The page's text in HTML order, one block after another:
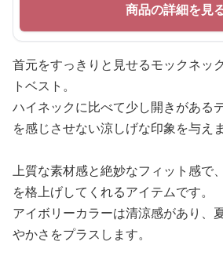
商品の詳細を見
首元をすっきりと見せるモックネッ
トベスト。
ハイネックに比べて少し開きがある
を感じさせない涼しげな印象を与えま
上質な素材感と絶妙なフィット感で
を格上げしてくれるアイテムです。
アイボリーカラーは清涼感があり、
やかさをプラスします。